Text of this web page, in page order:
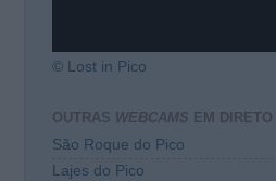
© Lost in Pico
OUTRAS WEBCAMS EM DIRETO
São Roque do Pico
Lajes do Pico